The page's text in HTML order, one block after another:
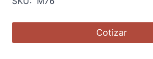
Cotizar